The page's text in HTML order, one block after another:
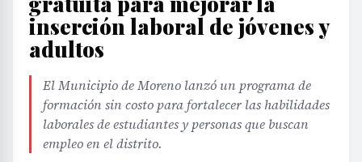
inserción laboral de jóvenes y
adultos
El Municipio de Moreno lanzó un programa de
formación sin costo para fortalecer las habilidades
laborales de estudiantes y personas que buscan
empleo en el distrito.